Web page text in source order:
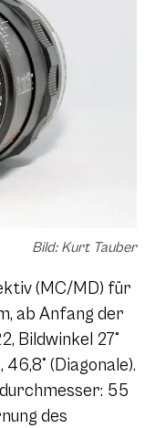
Bild: Kurt Tauber
(MC/MD) für
ab Anfang der
Bildwinkel 27°
(Diagonale).
55
des